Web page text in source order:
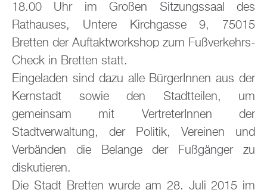
18.00 Uhr im Großen Sitzungssaal des
Rathauses, Untere Kirchgasse 9, 75015
Bretten der Auftaktworkshop zum Fußverkehrs-
Check in Bretten statt.
Eingeladen sind dazu alle BürgerInnen aus der
Kernstadt sowie den Stadtteilen, um
gemeinsam mit VertreterInnen der
Stadtverwaltung, der Politik, Vereinen und
Verbänden die Belange der Fußgänger zu
diskutieren.
Die Stadt Bretten wurde am 28. Juli 2015 im